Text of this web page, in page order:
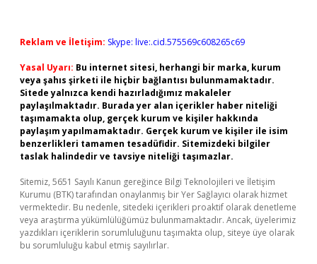
Reklam ve İletişim: Skype: live:.cid.575569c608265c69
Yasal Uyarı: Bu internet sitesi, herhangi bir marka, kurum
veya şahıs şirketi ile hiçbir bağlantısı bulunmamaktadır.
Sitede yalnızca kendi hazırladığımız makaleler
paylaşılmaktadır. Burada yer alan içerikler haber niteliği
taşımamakta olup, gerçek kurum ve kişiler hakkında
paylaşım yapılmamaktadır. Gerçek kurum ve kişiler ile isim
benzerlikleri tamamen tesadüfidir. Sitemizdeki bilgiler
taslak halindedir ve tavsiye niteliği taşımazlar.
Sitemiz, 5651 Sayılı Kanun gereğince Bilgi Teknolojileri ve İletişim
Kurumu (BTK) tarafından onaylanmış bir Yer Sağlayıcı olarak hizmet
vermektedir. Bu nedenle, sitedeki içerikleri proaktif olarak denetleme
veya araştırma yükümlülüğümüz bulunmamaktadır. Ancak, üyelerimiz
yazdıkları içeriklerin sorumluluğunu taşımakta olup, siteye üye olarak
bu sorumluluğu kabul etmiş sayılırlar.